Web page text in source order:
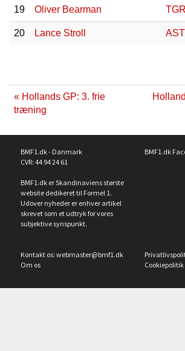
19 Oliver Bearman TGR
20 Lance Stroll AST
« Hollands GP: 3. frie
træning
BMF1.dk - Danmark
CVR: 44 94 24 61
BMF1.dk er Skandinaviens største
website dedikeret til Formel 1.
Udover nyheder er enhver artikel
skrevet som et udtryk for vores
subjektive synspunkt.
BMF1.dk
Kontakt os: webmaster@bmf1.dk
Om os
Cookiepolitik